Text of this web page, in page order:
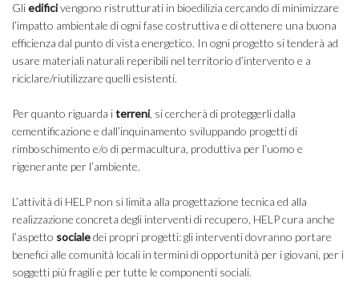
Gliedificivengono ristrutturati in bioedilizia cercando di minimizzare
l’impatto ambientale di ogni fase costruttiva e di ottenere una buona
efficienza dal punto di vista energetico. In ogni progetto si tenderà ad
usare materiali naturali reperibili nel territorio d’intervento e a
riciclare/riutilizzare quelli esistenti.
Per quanto riguarda iterreni, si cercherà di proteggerli dalla
cementificazione e dall’inquinamento sviluppando progetti di
rimboschimento e/o di permacultura, produttiva per l’uomo e
rigenerante per l’ambiente.
L’attività di HELP non si limita alla progettazione tecnica ed alla
realizzazione concreta degli interventi di recupero, HELP cura anche
l’aspetto socialedei propri progetti: gli interventi dovranno portare
benefici alle comunità locali in termini di opportunità per i giovani, per i
soggetti più fragili e per tutte le componenti sociali.